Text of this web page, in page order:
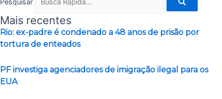
Pesquisar
Mais recentes
Rio: ex-padre é condenado a 48 anos de prisão por
tortura de enteados
PF investiga agenciadores de imigração ilegal para os
EUA